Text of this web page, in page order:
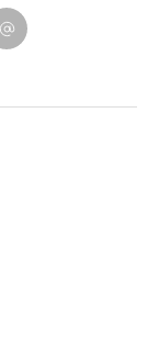
Pinterest
su WhatsApp
su Email